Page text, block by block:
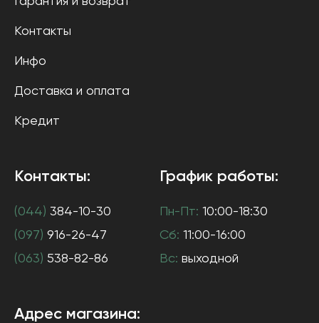
Контакты
Инфо
Доставка и оплата
Кредит
Контакты:
(044) 384-10-30
(097) 916-26-47
(063) 538-82-86
График работы:
Пн-Пт: 10:00-18:30
Сб: 11:00-16:00
Вс: выходной
Адрес магазина: